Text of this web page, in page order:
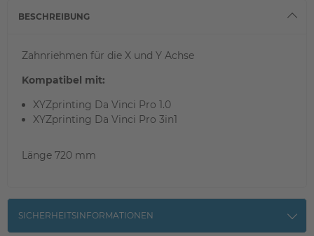
BESCHREIBUNG
Zahnriehmen für die X und Y Achse
Kompatibel mit:
XYZprinting Da Vinci Pro 1.0
XYZprinting Da Vinci Pro 3in1
Länge 720 mm
SICHERHEITSINFORMATIONEN